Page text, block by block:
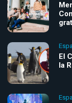
El
la